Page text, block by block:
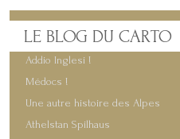
LE BLOG DU CARTO
Addio Inglesi !
Médocs !
Une autre histoire des Alpes
Athelstan Spilhaus